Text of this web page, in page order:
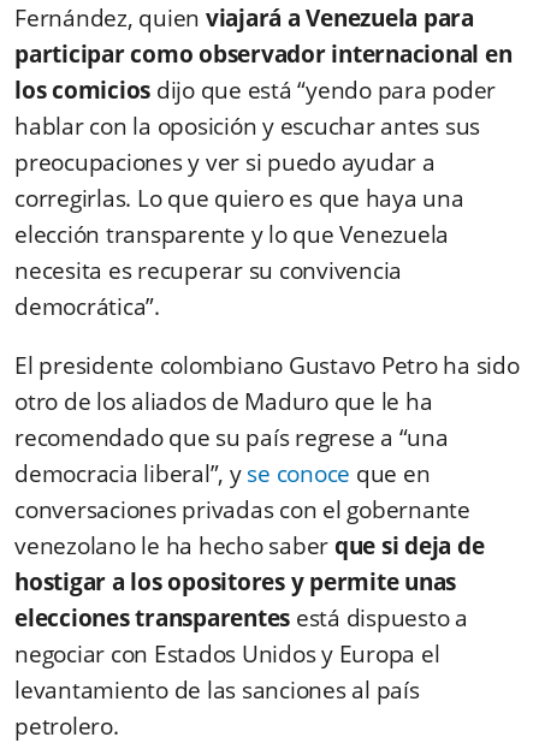
Fernández, quien viajará a Venezuela para
participar como observador internacional en
los comicios dijo que está “yendo para poder
hablar con la oposición y escuchar antes sus
preocupaciones y ver si puedo ayudar a
corregirlas. Lo que quiero es que haya una
elección transparente y lo que Venezuela
necesita es recuperar su convivencia
democrática”.
El presidente colombiano Gustavo Petro ha sido
otro de los aliados de Maduro que le ha
recomendado que su país regrese a “una
democracia liberal”, yse conoce que en
conversaciones privadas con el gobernante
venezolano le ha hecho saberque si deja de
hostigar a los opositores y permite unas
elecciones transparentes está dispuesto a
negociar con Estados Unidos y Europa el
levantamiento de las sanciones al país
petrolero.